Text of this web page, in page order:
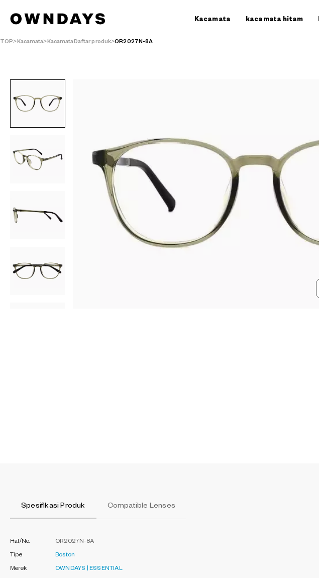
Kacamata kacamata hitam
TOP Kacamata KacamataDaftar produk OR2027N-8A
Spesifikasi Produk Compatible Lenses
Hal/No. OR2027N-8A
Tipe Boston
Merek OWNDAYS | ESSENTIAL